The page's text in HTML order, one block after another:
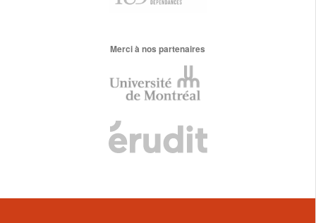
Merci à nos partenaires